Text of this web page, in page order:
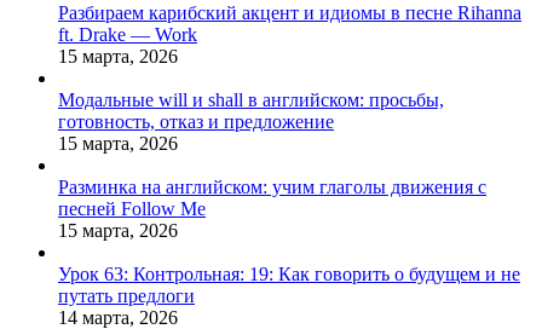
Разбираем карибский акцент и идиомы в песне Rihanna
ft. Drake — Work
15 марта, 2026
Модальные will и shall в английском: просьбы,
готовность, отказ и предложение
15 марта, 2026
Разминка на английском: учим глаголы движения с
песней Follow Me
15 марта, 2026
Урок 63: Контрольная: 19: Как говорить о будущем и не
путать предлоги
14 марта, 2026